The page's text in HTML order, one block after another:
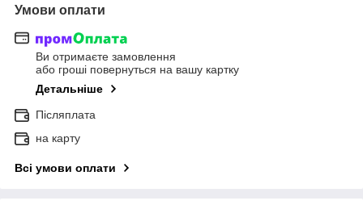
Умови оплати
Ви отримаєте замовлення
або гроші повернуться на вашу картку
Детальніше
Післяплата
на карту
Всі умови оплати